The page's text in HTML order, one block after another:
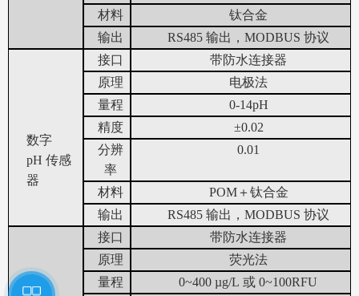
材料
钛合金
输出
RS485输出 ，MODBUS 协议
数字
pH 传感
器
接口
带防水连接器
原理
电极法
量程
0-14pH
精度
±0.02
分辨
率
0.01
材料 POM＋钛合金
输出
RS485输出 ，MODBUS 协议
接口
带防水连接器
原理
荧光法
量程
0~400 µg/L 或0~100RFU